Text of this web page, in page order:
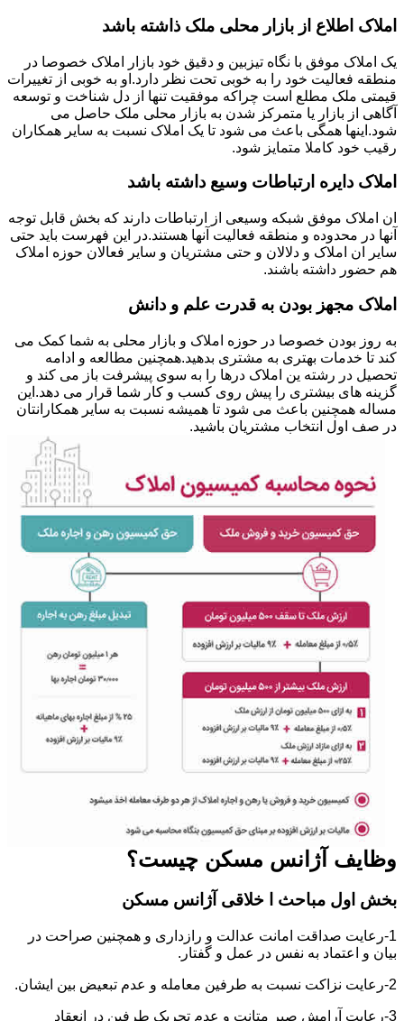
املاک اطلاع از بازار محلی ملک ذاشته باشد
یک املاک موفق با نگاه تیزبین و دقیق خود بازار املاک خصوصا در
منطقه فعالیت خود را به خوبی تحت نظر دارد.او به خوبی از تغییرات
قیمتی ملک مطلع است چراکه موفقیت تنها از دل شناخت و توسعه
آگاهی از بازار یا متمرکز شدن به بازار محلی ملک حاصل می
شود.اینها همگی باعث می شود تا یک املاک نسبت به سایر همکاران
رقیب خود کاملا متمایز شود.
املاک دایره ارتباطات وسیع داشته باشد
ان املاک موفق شبکه وسیعی از ارتباطات دارند که بخش قابل توجه
آنها در محدوده و منطقه فعالیت آنها هستند.در این فهرست باید حتی
سایر ان املاک و دلالان و حتی مشتریان و سایر فعالان حوزه املاک
هم حضور داشته باشند.
املاک مجهز بودن به قدرت علم و دانش
به روز بودن خصوصا در حوزه املاک و بازار محلی به شما کمک می
کند تا خدمات بهتری به مشتری بدهید.همچنین مطالعه و ادامه
تحصیل در رشته ین املاک درها را به سوی پیشرفت باز می کند و
گزینه های بیشتری را پیش روی کسب و کار شما قرار می دهد.این
مساله همچنین باعث می شود تا همیشه نسبت به سایر همکارانتان
در صف اول انتخاب مشتریان باشید.
وظایف آژانس مسکن چیست؟
بخش اول مباحث ا خلاقی آژانس مسکن
1-رعایت صداقت امانت عدالت و رازداری و همچنین صراحت در
بیان و اعتماد به نفس در عمل و گفتار.
2-رعایت نزاکت نسبت به طرفین معامله و عدم تبعیض بین ایشان.
3-رعایت آرامش صبر متانت و عدم تحریک طرفین در انعقاد